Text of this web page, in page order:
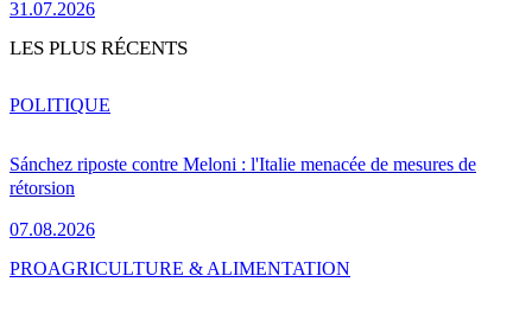
31.07.2026
LES PLUS RÉCENTS
Sánchez riposte contre Meloni : l'Italie menacée de mesures de
rétorsion
07.08.2026
POLITIQUE
PROAGRICULTURE & ALIMENTATION